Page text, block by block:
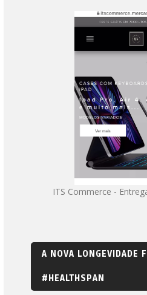
ITS Commerce -
A NOVA LONGEVIDADE
#HEALTHSPAN